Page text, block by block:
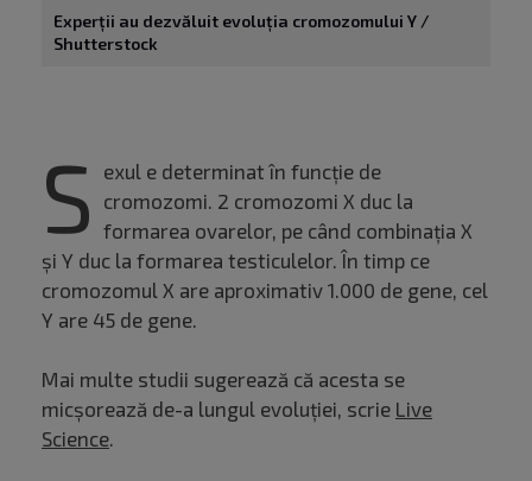
Experții au dezvăluit evoluția cromozomului Y /
Shutterstock
S
exul e determinat în funcție de
cromozomi. 2 cromozomi X duc la
formarea ovarelor, pe când combinația X
și Y duc la formarea testiculelor. În timp ce
cromozomul X are aproximativ 1.000 de gene, cel
Y are 45 de gene.
Mai multe studii sugerează că acesta se
micșorează de-a lungul evoluției, scrie Live
Science.